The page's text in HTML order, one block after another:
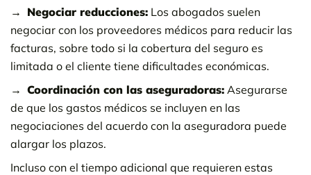
Negociar reducciones: Los abogados suelen
negociar con los proveedores médicos para reducir las
facturas, sobre todo si la cobertura del seguro es
limitada o el cliente tiene dificultades económicas.
Coordinación con las aseguradoras: Asegurarse
de que los gastos médicos se incluyen en las
negociaciones del acuerdo con la aseguradora puede
alargar los plazos.
Incluso con el tiempo adicional que requieren estas